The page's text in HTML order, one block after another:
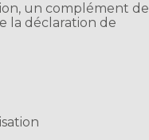
un complément de
la déclaration de